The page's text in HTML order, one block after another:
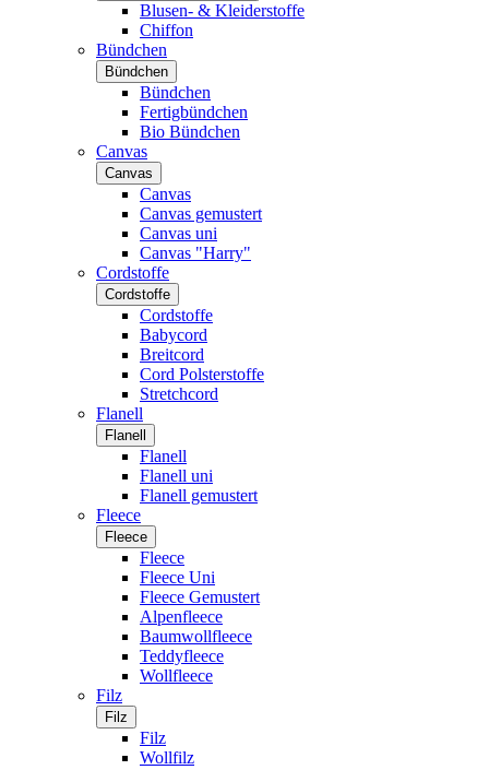
Blusen- & Kleiderstoffe
Chiffon
Bündchen
Bündchen
Bündchen
Fertigbündchen
Bio Bündchen
Canvas
Canvas
Canvas
Canvas gemustert
Canvas uni
Canvas "Harry"
Cordstoffe
Cordstoffe
Cordstoffe
Babycord
Breitcord
Cord Polsterstoffe
Stretchcord
Flanell
Flanell
Flanell
Flanell uni
Flanell gemustert
Fleece
Fleece
Fleece
Fleece Uni
Fleece Gemustert
Alpenfleece
Baumwollfleece
Teddyfleece
Wollfleece
Filz
Filz
Filz
Wollfilz